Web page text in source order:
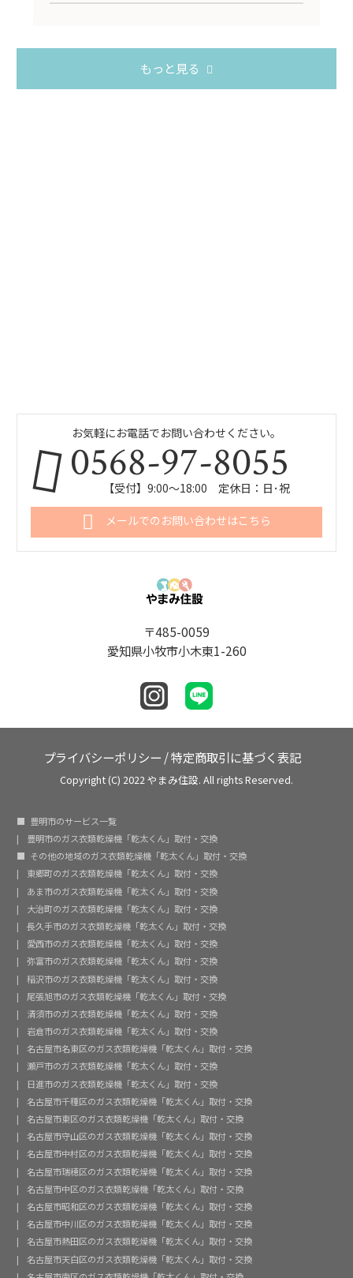
もっと見る
お気軽にお電話でお問い合わせください。
0568-97-8055
【受付】9:00～18:00 定休日：日･祝
メールでのお問い合わせはこちら
〒485-0059
愛知県小牧市小木東1-260
プライバシーポリシー /特定商取引に基づく表記
Copyright (C) 2022 やまみ住設. All rights Reserved.
豊明市のサービス一覧
豊明市のガス衣類乾燥機「乾太くん」取付・交換
その他の地域のガス衣類乾燥機「乾太くん」取付・交換
東郷町のガス衣類乾燥機「乾太くん」取付・交換
あま市のガス衣類乾燥機「乾太くん」取付・交換
大治町のガス衣類乾燥機「乾太くん」取付・交換
長久手市のガス衣類乾燥機「乾太くん」取付・交換
愛西市のガス衣類乾燥機「乾太くん」取付・交換
弥富市のガス衣類乾燥機「乾太くん」取付・交換
稲沢市のガス衣類乾燥機「乾太くん」取付・交換
尾張旭市のガス衣類乾燥機「乾太くん」取付・交換
清須市のガス衣類乾燥機「乾太くん」取付・交換
岩倉市のガス衣類乾燥機「乾太くん」取付・交換
名古屋市名東区のガス衣類乾燥機「乾太くん」取付・交換
瀬戸市のガス衣類乾燥機「乾太くん」取付・交換
日進市のガス衣類乾燥機「乾太くん」取付・交換
名古屋市千種区のガス衣類乾燥機「乾太くん」取付・交換
名古屋市東区のガス衣類乾燥機「乾太くん」取付・交換
名古屋市守山区のガス衣類乾燥機「乾太くん」取付・交換
名古屋市中村区のガス衣類乾燥機「乾太くん」取付・交換
名古屋市瑞穂区のガス衣類乾燥機「乾太くん」取付・交換
名古屋市中区のガス衣類乾燥機「乾太くん」取付・交換
名古屋市昭和区のガス衣類乾燥機「乾太くん」取付・交換
名古屋市中川区のガス衣類乾燥機「乾太くん」取付・交換
名古屋市熱田区のガス衣類乾燥機「乾太くん」取付・交換
名古屋市天白区のガス衣類乾燥機「乾太くん」取付・交換